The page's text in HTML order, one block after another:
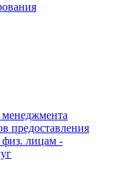
предоставления
лицам -